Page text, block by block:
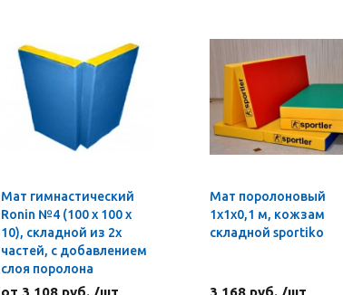
Мат гимнастический
Ronin №4 (100 х 100 х
10), складной из 2х
частей, с добавлением
слоя поролона
от 3 108 руб. /шт
Мат поролоновый
1х1х0,1 м, кожзам
складной sportiko
3 168 руб. /шт